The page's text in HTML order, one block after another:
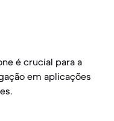
é crucial para a
em aplicações